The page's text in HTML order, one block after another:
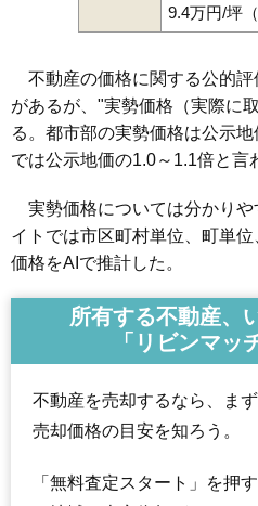
9.4万円/坪
不動産の価格に関する公的評
があるが、"実勢価格（実際に
る。都市部の実勢価格は公示
では公示地価の1.0～1.1倍と言
実勢価格については分かりや
イトでは市区町村単位、町単
価格をAIで推計した。
所有する不動産、
「リビンマッ
不動産を売却するなら、ま
売却価格の目安を知ろう。
「無料査定スタート」を押